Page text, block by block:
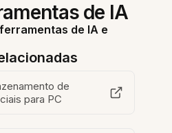
de IA
de IA e
de
para PC